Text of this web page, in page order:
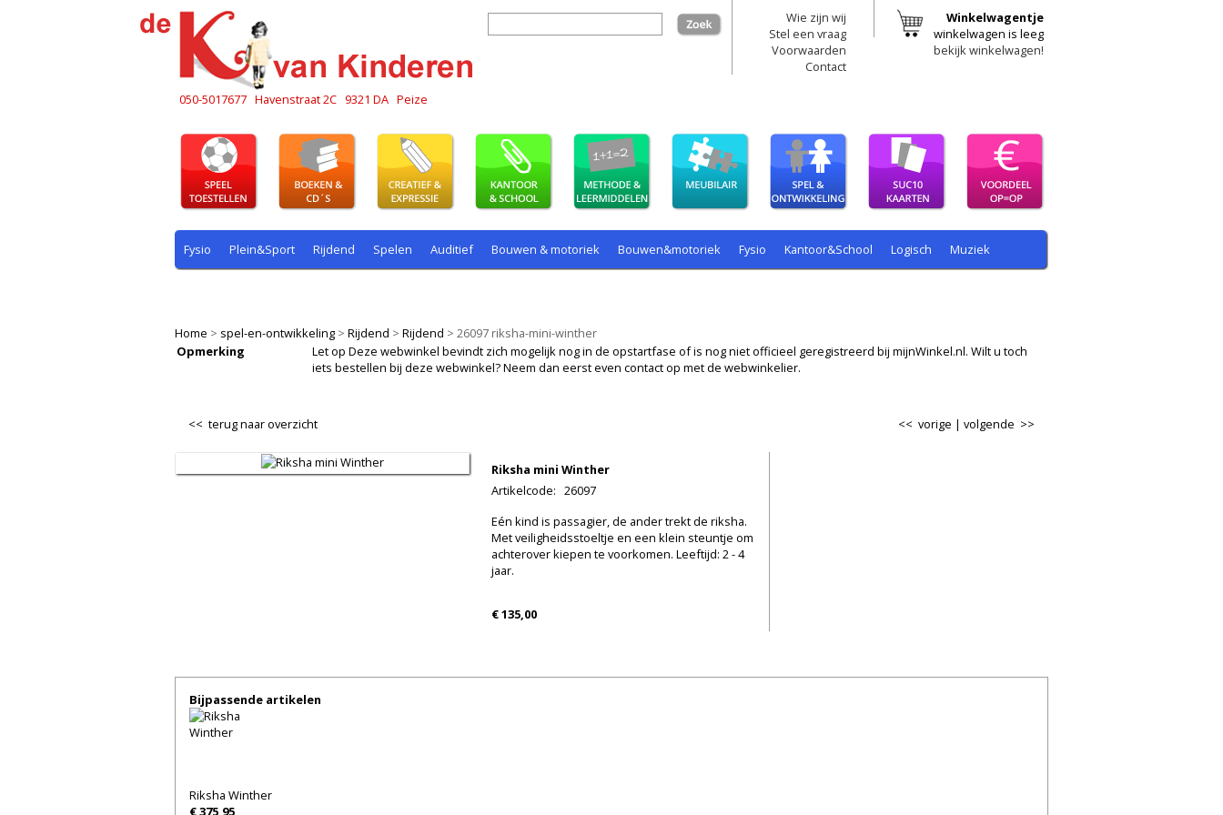
050-5017677 Havenstraat 2C 9321 DA Peize
zoek
Wie zijn wij
Stel een vraag
Voorwaarden
Contact
Winkelwagentje
winkelwagen is leeg
bekijk winkelwagen!
Fysio Plein&Sport Rijdend Spelen Auditief Bouwen & motoriek Bouwen&motoriek Fysio Kantoor&School Logisch Muziek
Home > spel-en-ontwikkeling > Rijdend > Rijdend > 26097 riksha-mini-winther
Opmerking
Let op Deze webwinkel bevindt zich mogelijk nog in de opstartfase of is nog niet officieel geregistreerd bij mijnWinkel.nl. Wilt u toch
iets bestellen bij deze webwinkel? Neem dan eerst even contact op met de webwinkelier.
<< terug naar overzicht volgende >>
<< vorige |
Riksha mini Winther
Artikelcode: 26097
Eén kind is passagier, de ander trekt de riksha.
Met veiligheidsstoeltje en een klein steuntje om
achterover kiepen te voorkomen. Leeftijd: 2 - 4
jaar.
€ 135,00
Bijpassende artikelen
Riksha Winther
€ 375,95